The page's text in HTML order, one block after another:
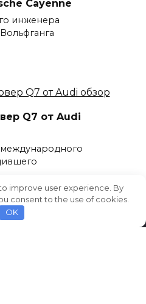
Cayenne
инженера
Q7 от Audi
improve user experience. By
consent to the use of cookies.
OK